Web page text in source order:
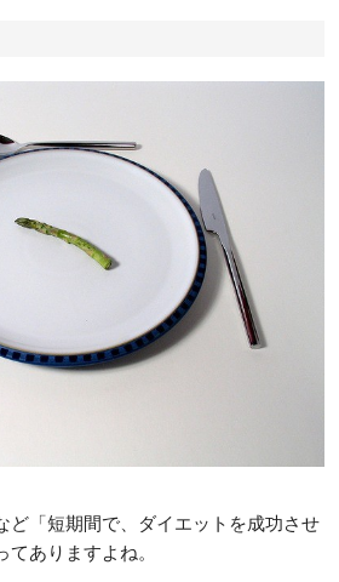
ど「短期間で、ダイエットを成功させ
ありますよね。